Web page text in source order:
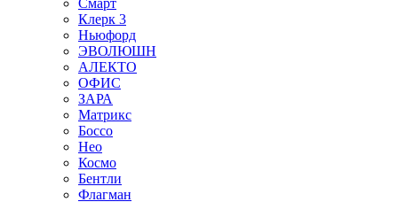
Смарт
Клерк 3
Ньюфорд
ЭВОЛЮШН
АЛЕКТО
ОФИС
ЗАРА
Матрикс
Боссо
Нео
Космо
Бентли
Флагман